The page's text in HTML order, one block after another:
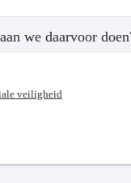
we daarvoor
veiligheid